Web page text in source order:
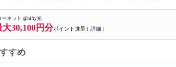
ーネット @nifty光
大30,100円分ポイント進呈 [ 詳細 ]
すめ